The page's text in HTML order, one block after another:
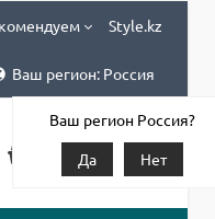
Style.kz
Ваш регион: Россия
Ваш регион Россия?
Да
Нет